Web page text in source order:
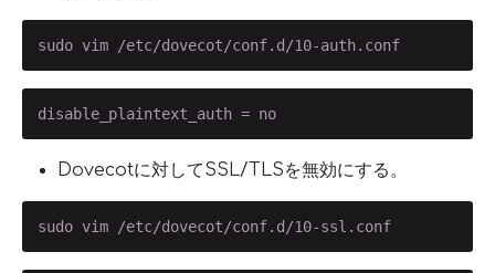
sudo vim /etc/dovecot/conf.d/10-auth.conf
disable_plaintext_auth = no
Dovecotに対してSSL/TLSを無効にする。
sudo vim /etc/dovecot/conf.d/10-ssl.conf